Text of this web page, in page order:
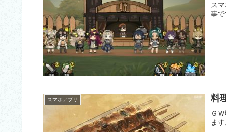
ス
事
スマホアプリ 料
Ｇ
ま